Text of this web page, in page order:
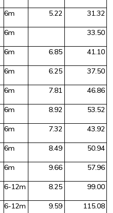
6m 5.22 31.32
6m 33.50
6m 6.85 41.10
6m 6.25 37.50
6m 7.81 46.86
6m 8.92 53.52
6m 7.32 43.92
6m 8.49 50.94
6m 9.66 57.96
6-12m 8.25 99.00
6-12m 9.59 115.08